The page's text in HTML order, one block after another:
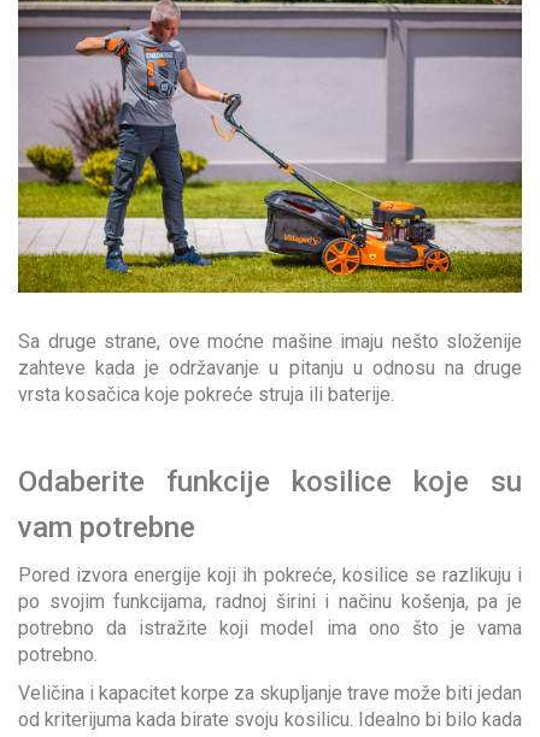
Sa druge strane, ove moćne mašine imaju nešto složenije
zahteve kada je održavanje u pitanju u odnosu na druge
vrsta kosačica koje pokreće struja ili baterije.
Odaberite funkcije kosilice koje su
vam potrebne
Pored izvora energije koji ih pokreće, kosilice se razlikuju i
po svojim funkcijama, radnoj širini i načinu košenja, pa je
potrebno da istražite koji model ima ono što je vama
potrebno.
Veličina i kapacitet korpe za skupljanje trave može biti jedan
od kriterijuma kada birate svoju kosilicu. Idealno bi bilo kada